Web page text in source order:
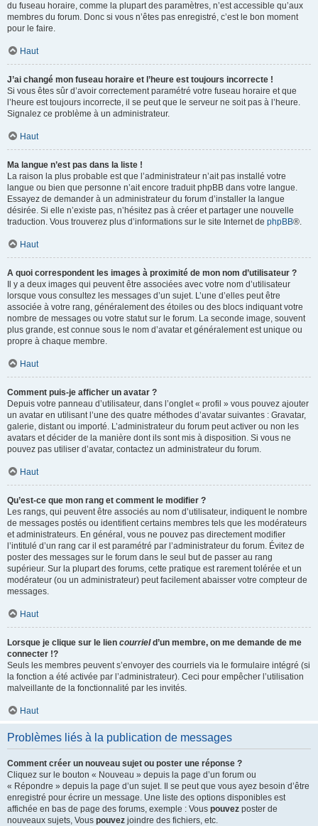
du fuseau horaire, comme la plupart des paramètres, n’est accessible qu’aux
membres du forum. Donc si vous n’êtes pas enregistré, c’est le bon moment
pour le faire.
Haut
J’ai changé mon fuseau horaire et l’heure est toujours incorrecte !
Si vous êtes sûr d’avoir correctement paramétré votre fuseau horaire et que
l’heure est toujours incorrecte, il se peut que le serveur ne soit pas à l’heure.
Signalez ce problème à un administrateur.
Haut
Ma langue n’est pas dans la liste !
La raison la plus probable est que l’administrateur n’ait pas installé votre
langue ou bien que personne n’ait encore traduit phpBB dans votre langue.
Essayez de demander à un administrateur du forum d’installer la langue
désirée. Si elle n’existe pas, n’hésitez pas à créer et partager une nouvelle
traduction. Vous trouverez plus d’informations sur le site Internet de phpBB®.
Haut
A quoi correspondent les images à proximité de mon nom d’utilisateur ?
Il y a deux images qui peuvent être associées avec votre nom d’utilisateur
lorsque vous consultez les messages d’un sujet. L’une d’elles peut être
associée à votre rang, généralement des étoiles ou des blocs indiquant votre
nombre de messages ou votre statut sur le forum. La seconde image, souvent
plus grande, est connue sous le nom d’avatar et généralement est unique ou
propre à chaque membre.
Haut
Comment puis-je afficher un avatar ?
Depuis votre panneau d’utilisateur, dans l’onglet « profil » vous pouvez ajouter
un avatar en utilisant l’une des quatre méthodes d’avatar suivantes : Gravatar,
galerie, distant ou importé. L’administrateur du forum peut activer ou non les
avatars et décider de la manière dont ils sont mis à disposition. Si vous ne
pouvez pas utiliser d’avatar, contactez un administrateur du forum.
Haut
Qu’est-ce que mon rang et comment le modifier ?
Les rangs, qui peuvent être associés au nom d’utilisateur, indiquent le nombre
de messages postés ou identifient certains membres tels que les modérateurs
et administrateurs. En général, vous ne pouvez pas directement modifier
l’intitulé d’un rang car il est paramétré par l’administrateur du forum. Évitez de
poster des messages sur le forum dans le seul but de passer au rang
supérieur. Sur la plupart des forums, cette pratique est rarement tolérée et un
modérateur (ou un administrateur) peut facilement abaisser votre compteur de
messages.
Haut
Lorsque je clique sur le lien courrield’un membre, on me demande de me
connecter !?
Seuls les membres peuvent s’envoyer des courriels via le formulaire intégré (si
la fonction a été activée par l’administrateur). Ceci pour empêcher l’utilisation
malveillante de la fonctionnalité par les invités.
Haut
Problèmes liés à la publication de messages
Comment créer un nouveau sujet ou poster une réponse ?
Cliquez sur le bouton « Nouveau » depuis la page d’un forum ou
« Répondre » depuis la page d’un sujet. Il se peut que vous ayez besoin d’être
enregistré pour écrire un message. Une liste des options disponibles est
affichée en bas de page des forums, exemple : Vous pouvez poster de
nouveaux sujets, Vous pouvez joindre des fichiers, etc.